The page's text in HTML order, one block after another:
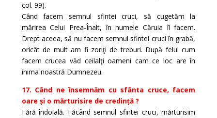
col. 99).
Când facem semnul sfintei cruci, să cugetăm la
mărirea Celui Prea-Înalt, în numele Căruia îl facem.
Drept aceea, să nu facem semnul sfintei cruci în grabă,
oricât de mult am fi zoriţi de treburi. După felul cum
facem crucea văd ceilalţi oameni cam ce loc are în
inima noastră Dumnezeu.
17. Când ne însemnăm cu sfânta cruce, facem
oare și o mărturisire de credință ?
Fără îndoială. Făcând semnul sfintei cruci, mărturisim